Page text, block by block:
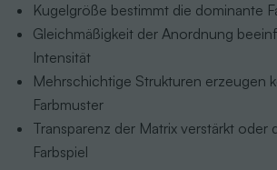
Kugelgröße bestimmt die dominante
Gleichmäßigkeit der Anordnung
Intensität
Mehrschichtige Strukturen erzeugen
Farbmuster
Transparenz der Matrix verstärkt oder
Farbspiel